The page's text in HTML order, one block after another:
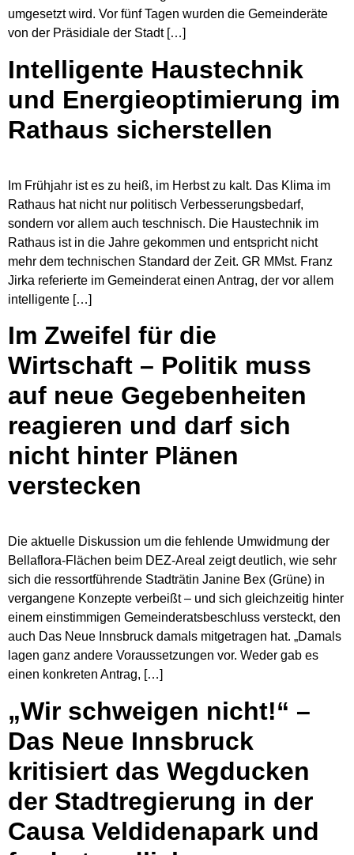
umgesetzt wird. Vor fünf Tagen wurden die Gemeinderäte
von der Präsidiale der Stadt […]
Intelligente Haustechnik
und Energieoptimierung im
Rathaus sicherstellen
Im Frühjahr ist es zu heiß, im Herbst zu kalt. Das Klima im
Rathaus hat nicht nur politisch Verbesserungsbedarf,
sondern vor allem auch teschnisch. Die Haustechnik im
Rathaus ist in die Jahre gekommen und entspricht nicht
mehr dem technischen Standard der Zeit. GR MMst. Franz
Jirka referierte im Gemeinderat einen Antrag, der vor allem
intelligente […]
Im Zweifel für die
Wirtschaft – Politik muss
auf neue Gegebenheiten
reagieren und darf sich
nicht hinter Plänen
verstecken
Die aktuelle Diskussion um die fehlende Umwidmung der
Bellaflora-Flächen beim DEZ-Areal zeigt deutlich, wie sehr
sich die ressortführende Stadträtin Janine Bex (Grüne) in
vergangene Konzepte verbeißt – und sich gleichzeitig hinter
einem einstimmigen Gemeinderatsbeschluss versteckt, den
auch Das Neue Innsbruck damals mitgetragen hat. „Damals
lagen ganz andere Voraussetzungen vor. Weder gab es
einen konkreten Antrag, […]
„Wir schweigen nicht!“ –
Das Neue Innsbruck
kritisiert das Wegducken
der Stadtregierung in der
Causa Veldidenapark und